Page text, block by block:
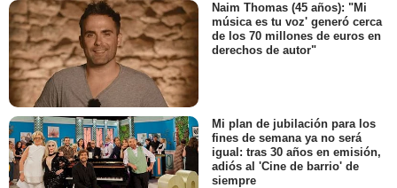
Naim Thomas (45 años): "Mi
música es tu voz' generó cerca
de los 70 millones de euros en
derechos de autor"
Mi plan de jubilación para los
fines de semana ya no será
igual: tras 30 años en emisión,
adiós al 'Cine de barrio' de
siempre